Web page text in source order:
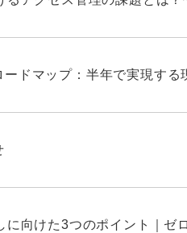
ードマップ：半年で実現する
に向けた3つのポイント｜ゼ